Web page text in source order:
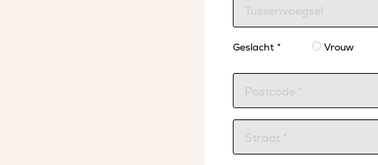
Geslacht * Vrouw